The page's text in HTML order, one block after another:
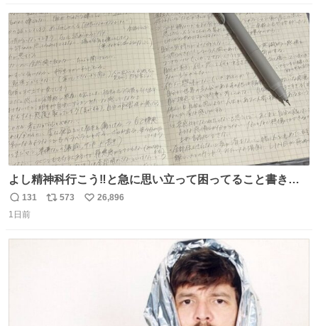
ト
数
数
よし精神科行こう‼️と急に思い立って困ってること書き出
してたらペン止まらなくなってすごい勢いで埋まってワロ
タ
返
信
131
リ
573
い
26,896
1日前